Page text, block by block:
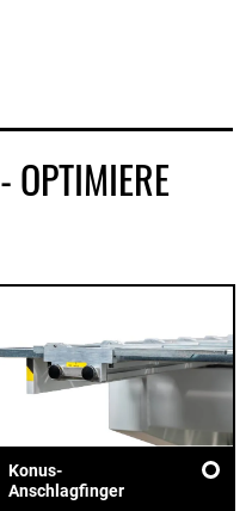
- OPTIMIERE
Konus-
Anschlagfinger